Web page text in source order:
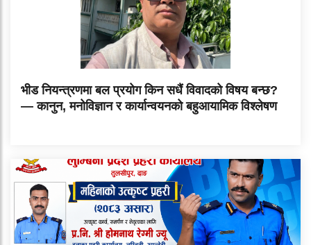
भीड नियन्त्रणमा बल प्रयोग किन सधैं विवादको विषय बन्छ?
— कानुन, मनोविज्ञान र कार्यान्वयनको बहुआयामिक विश्लेषण